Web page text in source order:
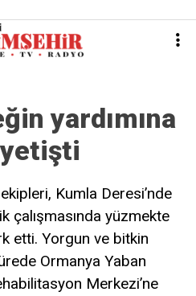
yardımına
Kumla Deresi’nde
çalışmasında yüzmekte
etti. Yorgun ve bitkin
Ormanya Yaban
Merkezi’ne